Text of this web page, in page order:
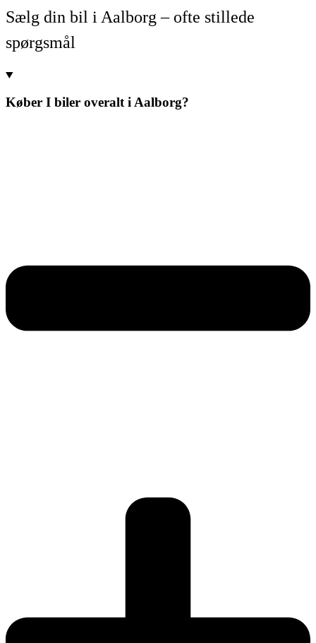
Sælg din bil i Aalborg – ofte stillede
spørgsmål
Køber I biler overalt i Aalborg?